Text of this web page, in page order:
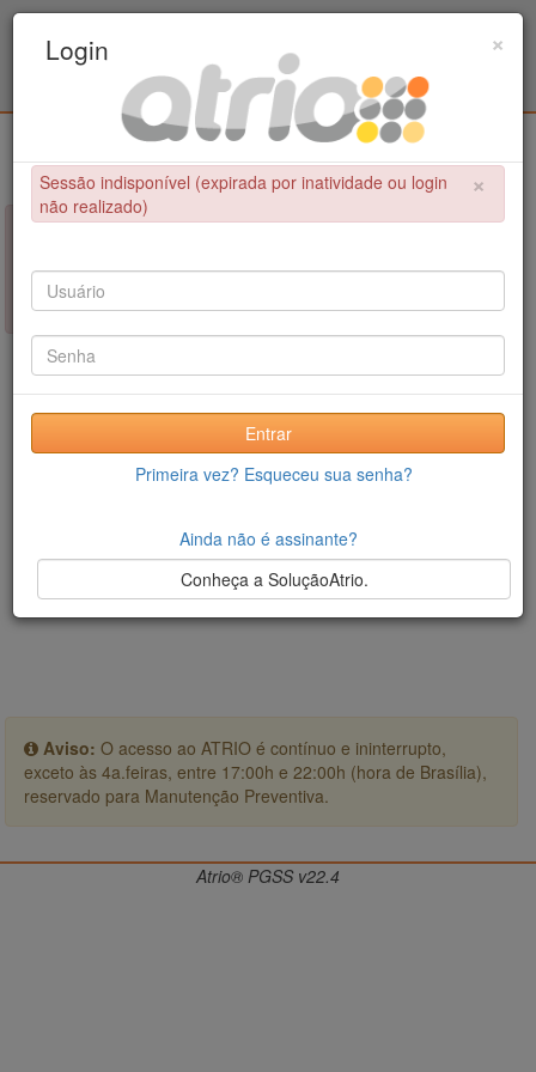
Educação Física / UPE - UFPB
×
NÃO FOI POSSÍVEL CONCLUIR A OPERAÇÃO
Sessão indisponível (expirada por inatividade ou login não
realizado)
Aviso: O acesso ao ATRIO é contínuo e ininterrupto,
exceto às 4a.feiras, entre 17:00h e 22:00h (hora de Brasília),
reservado para Manutenção Preventiva.
×
Login
×
Sessão indisponível (expirada por inatividade ou login
não realizado)
Entrar
Primeira vez? Esqueceu sua senha?
Ainda não é assinante?
Conheça a SoluçãoAtrio.
Atrio® PGSS v22.4